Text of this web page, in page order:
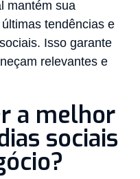
mantém sua
tendências e
Isso garante
relevantes e
a melhor
sociais